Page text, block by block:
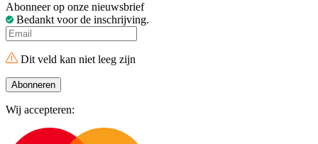
Abonneer op onze nieuwsbrief
Bedankt voor de inschrijving.
Dit veld kan niet leeg zijn
Abonneren
Wij accepteren: